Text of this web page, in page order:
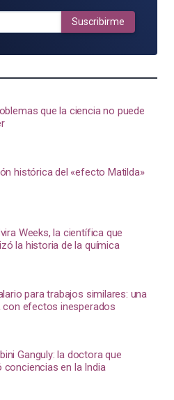
Suscribirme
que la ciencia no puede
histórica del «efecto Matilda»
Weeks, la científica que
la historia de la química
para trabajos similares: una
con efectos inesperados
Ganguly: la doctora que
conciencias en la India